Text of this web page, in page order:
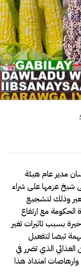
مدير عام هيئة
شيخ عزمها على شراء
وذلك لتشجيع
الحكومة مع ارتفاع
بسبب تاثيرات تغير
تيضا لتفعيل
الغذائي الذي تضرر في
وارهاصات امتداد هذا